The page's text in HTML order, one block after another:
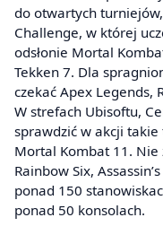
do otwartych
Challenge, w której
odsłonie Mortal
Tekken 7. Dla
czekać Apex Legends,
W strefach Ubisoftu,
sprawdzić w akcji takie
Mortal Kombat 11. Nie
Rainbow Six,
ponad 150
ponad 50 konsolach.